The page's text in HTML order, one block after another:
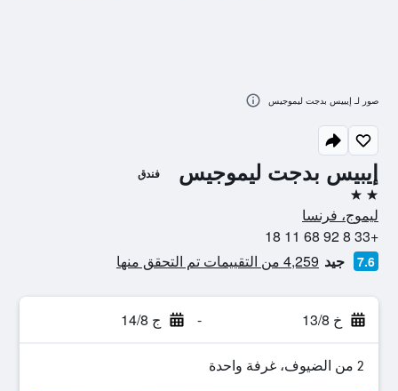
إيبيس بدجت ليموجيس فندق
2 نجمتين
ليموج، فرنسا
+33 8 92 68 11 18
7.6 جيد 4,259 من التقييمات تم التحقق منها
خ 13/8 - ج 14/8
2 من الضيوف، غرفة واحدة
صور لـ إيبيس بدجت ليموجيس